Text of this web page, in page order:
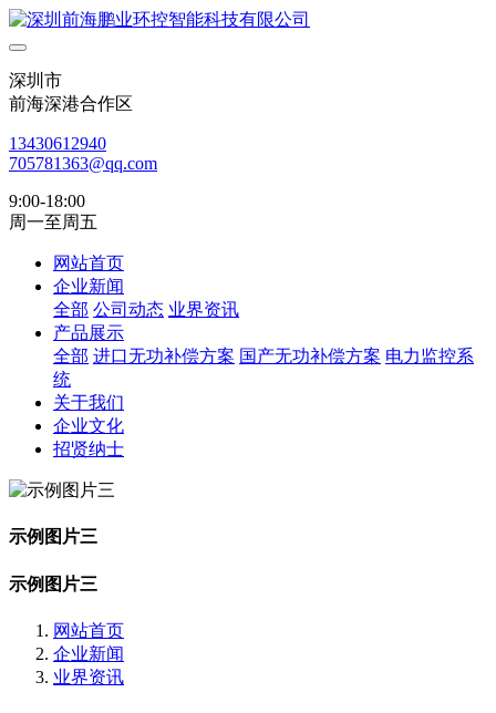
深圳市
前海深港合作区
13430612940
705781363@qq.com
9:00-18:00
周一至周五
网站首页
企业新闻
全部 公司动态 业界资讯
产品展示
全部 进口无功补偿方案 国产无功补偿方案 电力监控系
统
关于我们
企业文化
招贤纳士
示例图片三
示例图片三
网站首页
企业新闻
业界资讯